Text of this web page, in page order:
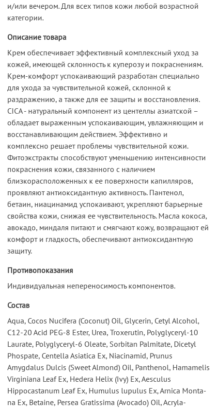
и/или вечером. Для всех типов кожи любой возрастной
категории.
Описание товара
Крем обеспечивает эффективный комплексный уход за
кожей, имеющей склонность к куперозу и покраснениям.
Крем-комфорт успокаивающий разработан специально
для ухода за чувствительной кожей, склонной к
раздражению, а также для ее защиты и восстановления.
СICA - натуральный компонент из центеллы азиатской –
обладает выраженным успокаивающим, увлажняющим и
восстанавливающим действием. Эффективно и
комплексно решает проблемы чувствительной кожи.
Фитоэкстракты способствуют уменьшению интенсивности
покраснения кожи, связанного с наличием
близкорасположенных к ее поверхности капилляров,
проявляют антиоксидантную активность. Пантенол,
бетаин, ниацинамид успокаивают, укрепляют барьерные
свойства кожи, снижая ее чувствительность. Масла кокоса,
авокадо, миндаля питают и смягчают кожу, возвращают ей
комфорт и гладкость, обеспечивают антиоксидантную
защиту.
Противопоказания
Индивидуальная непереносимость компонентов.
Состав
Aqua, Cocos Nucifera (Coconut) Oil, Glycerin, Cetyl Alcohol,
C12-20 Acid PEG-8 Ester, Urea, Troxerutin, Polyglyceryl-10
Laurate, Polyglyceryl-6 Oleate, Sorbitan Palmitate, Dicetyl
Phospate, Centella Asiatica Ex, Niacinamid, Prunus
Amygdalus Dulcis (Sweet Almond) Oil, Panthenol, Hamamelis
Virginiana Leaf Ex, Hedera Helix (Ivy) Ex, Aesculus
Hippocastanum Leaf Ex, Humulus lupulus Ex, Arnica Monta-
na Ex, Betaine, Persea Gratissima (Avocado) Oil, Acryla-